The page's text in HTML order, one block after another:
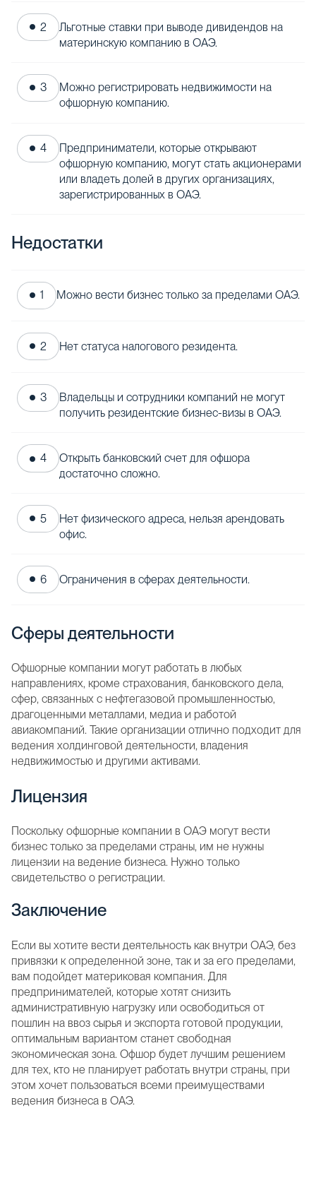
Льготные ставки при выводе дивидендов на
материнскую компанию в ОАЭ.
Можно регистрировать недвижимости на
офшорную компанию.
Предприниматели, которые открывают
офшорную компанию, могут стать акционерами
или владеть долей в других организациях,
зарегистрированных в ОАЭ.
Недостатки
Можно вести бизнес только за пределами ОАЭ.
Нет статуса налогового резидента.
Владельцы и сотрудники компаний не могут
получить резидентские бизнес-визы в ОАЭ.
Открыть банковский счет для офшора
достаточно сложно.
Нет физического адреса, нельзя арендовать
офис.
Ограничения в сферах деятельности.
Сферы деятельности
Офшорные компании могут работать в любых
направлениях, кроме страхования, банковского дела,
сфер, связанных с нефтегазовой промышленностью,
драгоценными металлами, медиа и работой
авиакомпаний. Такие организации отлично подходит для
ведения холдинговой деятельности, владения
недвижимостью и другими активами.
Лицензия
Поскольку офшорные компании в ОАЭ могут вести
бизнес только за пределами страны, им не нужны
лицензии на ведение бизнеса. Нужно только
свидетельство о регистрации.
Заключение
Если вы хотите вести деятельность как внутри ОАЭ, без
привязки к определенной зоне, так и за его пределами,
вам подойдет материковая компания. Для
предпринимателей, которые хотят снизить
административную нагрузку или освободиться от
пошлин на ввоз сырья и экспорта готовой продукции,
оптимальным вариантом станет свободная
экономическая зона. Офшор будет лучшим решением
для тех, кто не планирует работать внутри страны, при
этом хочет пользоваться всеми преимуществами
ведения бизнеса в ОАЭ.